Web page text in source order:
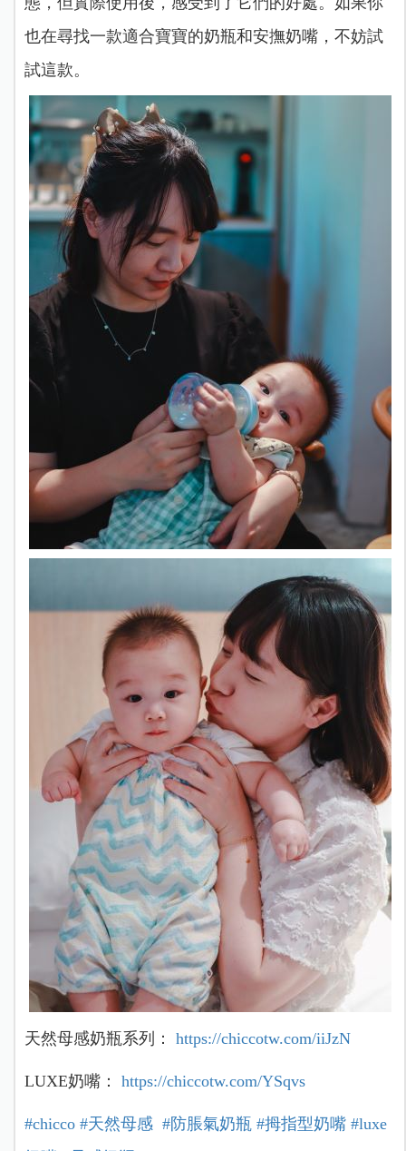
也在尋找一款適合寶寶的奶瓶和安撫奶嘴，不妨試
試這款。
天然母感奶瓶系列： https://chiccotw.com/iiJzN
LUXE奶嘴： https://chiccotw.com/YSqvs
#chicco #天然母感 #防脹氣奶瓶 #拇指型奶嘴 #luxe